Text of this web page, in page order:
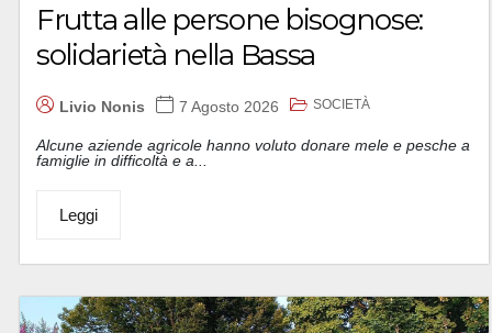
Frutta alle persone bisognose:
solidarietà nella Bassa
Livio Nonis 7 Agosto 2026 SOCIETÀ
Alcune aziende agricole hanno voluto donare mele e pesche a
famiglie in difficoltà e a...
Leggi